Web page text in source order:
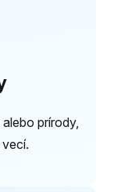
prírody,